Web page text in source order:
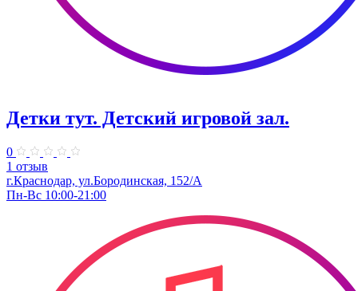
Детки тут. Детский игровой зал.
0
1 отзыв
г.Краснодар, ул.​Бородинская, 152/А
Пн-Вс 10:00-21:00